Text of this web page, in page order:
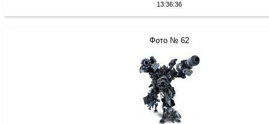
13:36:36
Фото № 62